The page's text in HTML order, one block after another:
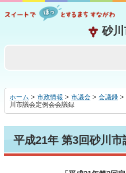
る
ホーム > 市政情報 > 市議会 > 会議録 >
川市議会定例会会議録
平成21年 第3回砂川